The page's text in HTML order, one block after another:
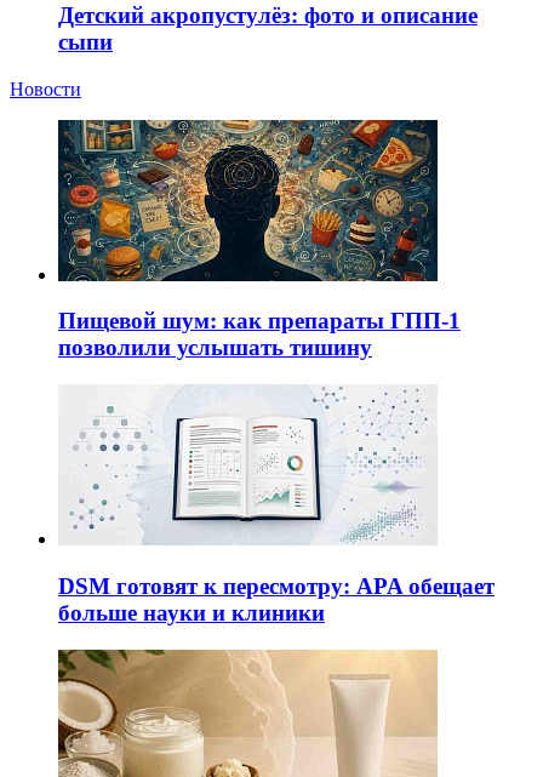
Детский акропустулёз: фото и описание
сыпи
Новости
Пищевой шум: как препараты ГПП-1
позволили услышать тишину
DSM готовят к пересмотру: APA обещает
больше науки и клиники